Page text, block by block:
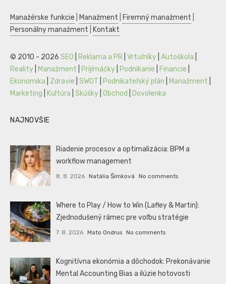
Manažérske funkcie Manažment Firemný manažment
Personálny manažment
Kontakt
© 2010 - 2026 SEO Reklama a PR Vrtuľníky Autoškola
Reality
Manažment Prijímáčky Podnikanie Financie
Ekonomika
Zdravie SWOT Podnikateľský plán Manažment
Marketing
Kultúra Skúšky Obchod Dovolenka
NAJNOVŠIE
Riadenie procesov a optimalizácia: BPM a
workflow management
8. 8. 2026 Natália Šimková No comments
Where to Play / How to Win (Lafley & Martin):
Zjednodušený rámec pre voľbu stratégie
7. 8. 2026 Mato Ondrus No comments
Kognitívna ekonómia a dôchodok: Prekonávanie
Mental Accounting Bias a ilúzie hotovosti